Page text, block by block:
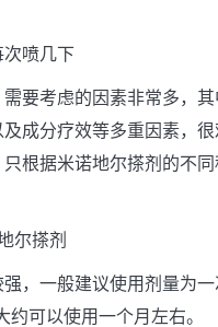
次喷几下
要考虑的因素非常多，
成分疗效等多重因素，
根据米诺地尔搽剂的不
尔搽剂
，一般建议使用剂量为
约可以使用一个月左右。